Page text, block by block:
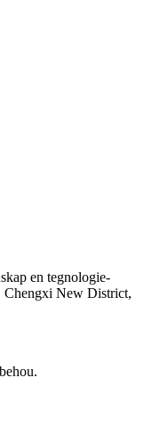
en tegnologie-
Chengxi New District,